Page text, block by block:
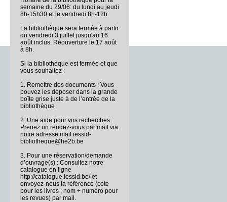
semaine du 29/06: du lundi au jeudi
8h-15h30 et le vendredi 8h-12h
La bibliothèque sera fermée à partir
du vendredi 3 juillet jusqu'au 16
août inclus. Réouverture le 17 août
à 8h.
Si la bibliothèque est fermée et que
vous souhaitez :
1. Remettre des documents : Vous
pouvez les déposer dans la grande
boîte grise juste à de l’entrée de la
bibliothèque
2. Une aide pour vos recherches :
Prenez un rendez-vous par mail via
notre adresse mail iessid-
bibliotheque@he2b.be
3. Pour une réservation/demande
d’ouvrage(s) : Consultez notre
catalogue en ligne
http://catalogue.iessid.be/ et
envoyez-nous la référence (cote
pour les livres ; nom + numéro pour
les revues) par mail.